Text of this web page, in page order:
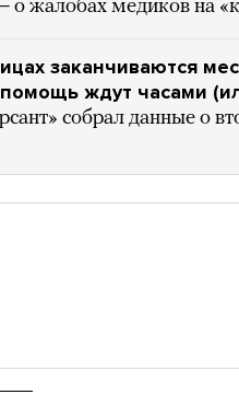
о жалобах медиков на
заканчиваются
ждут часами
собрал данные о